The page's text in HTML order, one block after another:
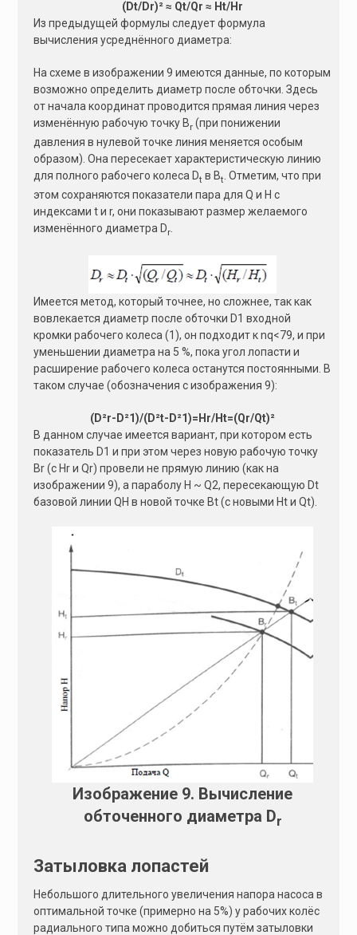
(Dt/Dr)² ≈ Qt/Qr ≈ Ht/Hr
Из предыдущей формулы следует формула
вычисления усреднённого диаметра:
На схеме в изображении 9 имеются данные, по которым
возможно определить диаметр после обточки. Здесь
от начала координат проводится прямая линия через
изменённую рабочую точку Br (при понижении
давления в нулевой точке линия меняется особым
образом). Она пересекает характеристическую линию
для полного рабочего колеса Dt в Bt . Отметим, что при
этом сохраняются показатели пара для Q и H с
индексами t и r, они показывают размер желаемого
изменённого диаметра Dr
Имеется метод, который точнее, но сложнее, так как
вовлекается диаметр после обточки D1 входной
кромки рабочего колеса (1), он подходит к nq<79, и при
уменьшении диаметра на 5 %, пока угол лопасти и
расширение рабочего колеса останутся постоянными. В
таком случае (обозначения с изображения 9):
(D²r-D²1)/(D²t-D²1)=Hr/Ht=(Qr/Qt)²
В данном случае имеется вариант, при котором есть
показатель D1 и при этом через новую рабочую точку
Br (с Hr и Qr) провели не прямую линию (как на
изображении 9), а параболу H ~ Q2, пересекающую Dt
базовой линии QH в новой точке Bt (с новыми Ht и Qt).
Изображение 9. Вычисление
обточенного диаметра Dr
Затыловка лопастей
Небольшого длительного увеличения напора насоса в
оптимальной точке (примерно на 5%) у рабочих колёс
радиального типа можно добиться путём затыловки